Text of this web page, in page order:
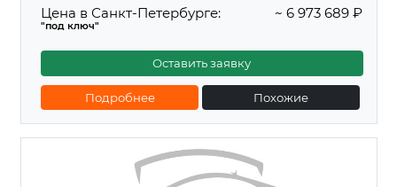
Цена в Санкт-Петербурге:
"под ключ"
~ 6 973 689 ₽
Оставить заявку
Подробнее Похожие